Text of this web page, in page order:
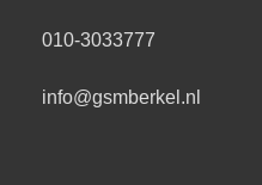
010-3033777
info@gsmberkel.nl